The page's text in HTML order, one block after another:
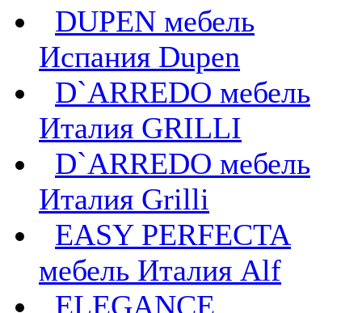
DUPEN мебель
Испания Dupen
D`ARREDO мебель
Италия GRILLI
D`ARREDO мебель
Италия Grilli
EASY PERFECTA
мебель Италия Alf
ELEGANCE